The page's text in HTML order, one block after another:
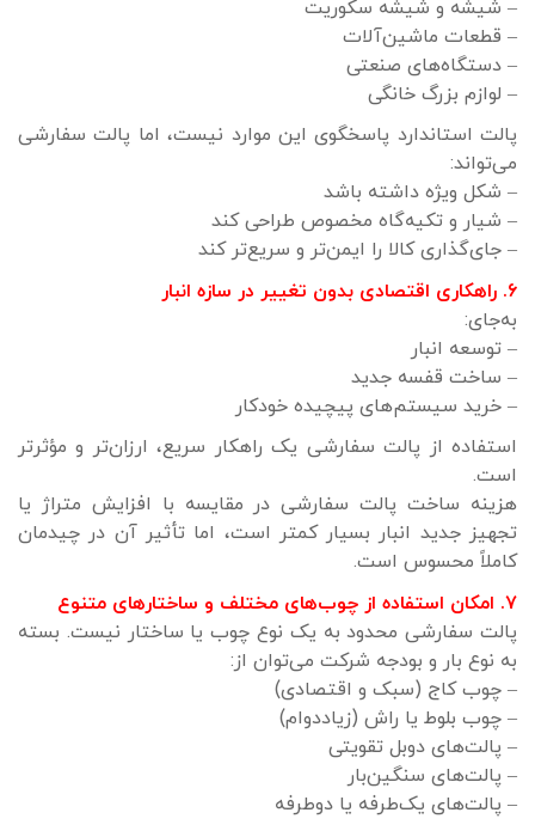
– شیشه و شیشه‌ سکوریت
– قطعات ماشین‌آلات
– دستگاه‌های صنعتی
– لوازم بزرگ خانگی
پالت استاندارد پاسخگوی این موارد نیست، اما پالت سفارشی
می‌تواند:
– شکل ویژه داشته باشد
– شیار و تکیه‌گاه مخصوص طراحی کند
– جای‌گذاری کالا را ایمن‌تر و سریع‌تر کند
۶. راهکاری اقتصادی بدون تغییر در سازه انبار
به‌جای:
– توسعه انبار
– ساخت قفسه جدید
– خرید سیستم‌های پیچیده خودکار
استفاده از پالت سفارشی یک راهکار سریع‌، ارزان‌تر و مؤثرتر
است.
هزینه ساخت پالت سفارشی در مقایسه با افزایش متراژ یا
تجهیز جدید انبار بسیار کمتر است، اما تأثیر آن در چیدمان
کاملاً محسوس است.
۷. امکان استفاده از چوب‌های مختلف و ساختارهای متنوع
پالت سفارشی محدود به یک نوع چوب یا ساختار نیست. بسته
به نوع بار و بودجه شرکت می‌توان از:
– چوب کاج (سبک و اقتصادی)
– چوب بلوط یا راش (زیاد‌دوام)
– پالت‌های دوبل تقویتی
– پالت‌های سنگین‌بار
– پالت‌های یک‌طرفه یا دوطرفه